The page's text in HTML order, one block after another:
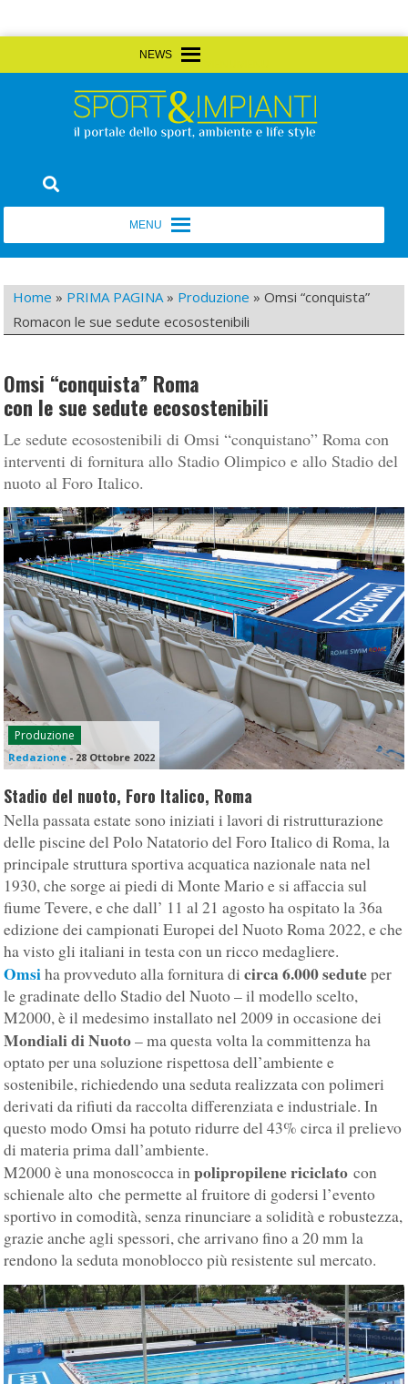
to
Sport&Impianti
Home » PRIMA PAGINA» Produzione »Omsi “conquista”
Romacon le sue sedute ecosostenibili
Omsi “conquista” Roma
con le sue sedute ecosostenibili
Le sedute ecosostenibili di Omsi “conquistano” Roma con
interventi di fornitura allo Stadio Olimpico e allo Stadio del
nuoto al Foro Italico.
Produzione
Redazione - 28 Ottobre 2022
Stadio del nuoto, Foro Italico, Roma
Nella passata estate sono iniziati i lavori di ristrutturazione
delle piscine del Polo Natatorio del Foro Italico di Roma, la
principale struttura sportiva acquatica nazionale nata nel
1930, che sorge ai piedi di Monte Mario e si affaccia sul
fiume Tevere, e che dall’ 11 al 21 agosto ha ospitato la 36a
edizione dei campionati Europei del Nuoto Roma 2022, e che
ha visto gli italiani in testa con un ricco medagliere.
Omsiha provveduto alla fornitura dicirca 6.000 seduteper
le gradinate dello Stadio del Nuoto – il modello scelto,
M2000, è il medesimo installato nel 2009 in occasione dei
Mondiali di Nuoto– ma questa volta la committenza ha
optato per una soluzione rispettosa dell’ambiente e
sostenibile, richiedendo una seduta realizzata con polimeri
derivati da rifiuti da raccolta differenziata e industriale. In
questo modo Omsi ha potuto ridurre del 43% circa il prelievo
di materia prima dall’ambiente.
M2000 è una monoscocca inpolipropilene riciclato con
schienale alto che permette al fruitore di godersi l’evento
sportivo in comodità, senza rinunciare a solidità e robustezza,
grazie anche agli spessori, che arrivano fino a 20 mm la
rendono la seduta monoblocco più resistente sul mercato.